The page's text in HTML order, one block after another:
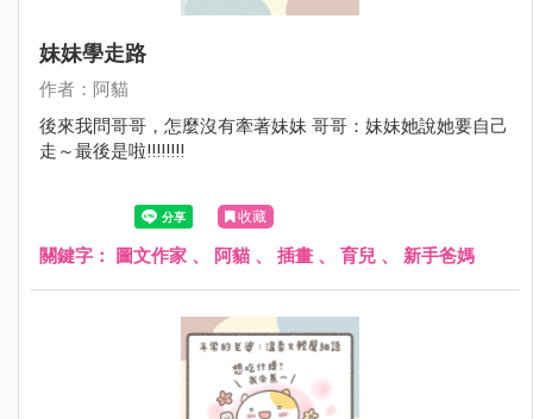
妹妹學走路
作者：阿貓
後來我問哥哥，怎麼沒有牽著妹妹 哥哥：妹妹她說她要自己
走～最後是啦!!!!!!!!
收藏
關鍵字： 圖文作家 、 阿貓 、 插畫 、 育兒 、 新手爸媽